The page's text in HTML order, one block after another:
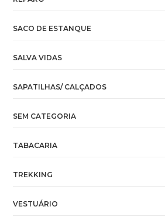
SACO DE ESTANQUE
SALVA VIDAS
SAPATILHAS/ CALÇADOS
SEM CATEGORIA
TABACARIA
TREKKING
VESTUÁRIO